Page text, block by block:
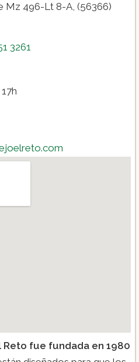
Mz 496-Lt 8-A, (56366)
3261
Reto fue fundada en 1980